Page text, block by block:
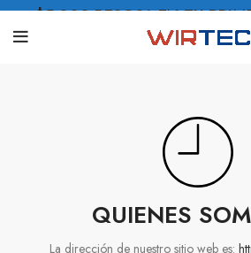
QUIENES
La dirección de nuestro sitio web es:
$5.000 PESOS* EN TU